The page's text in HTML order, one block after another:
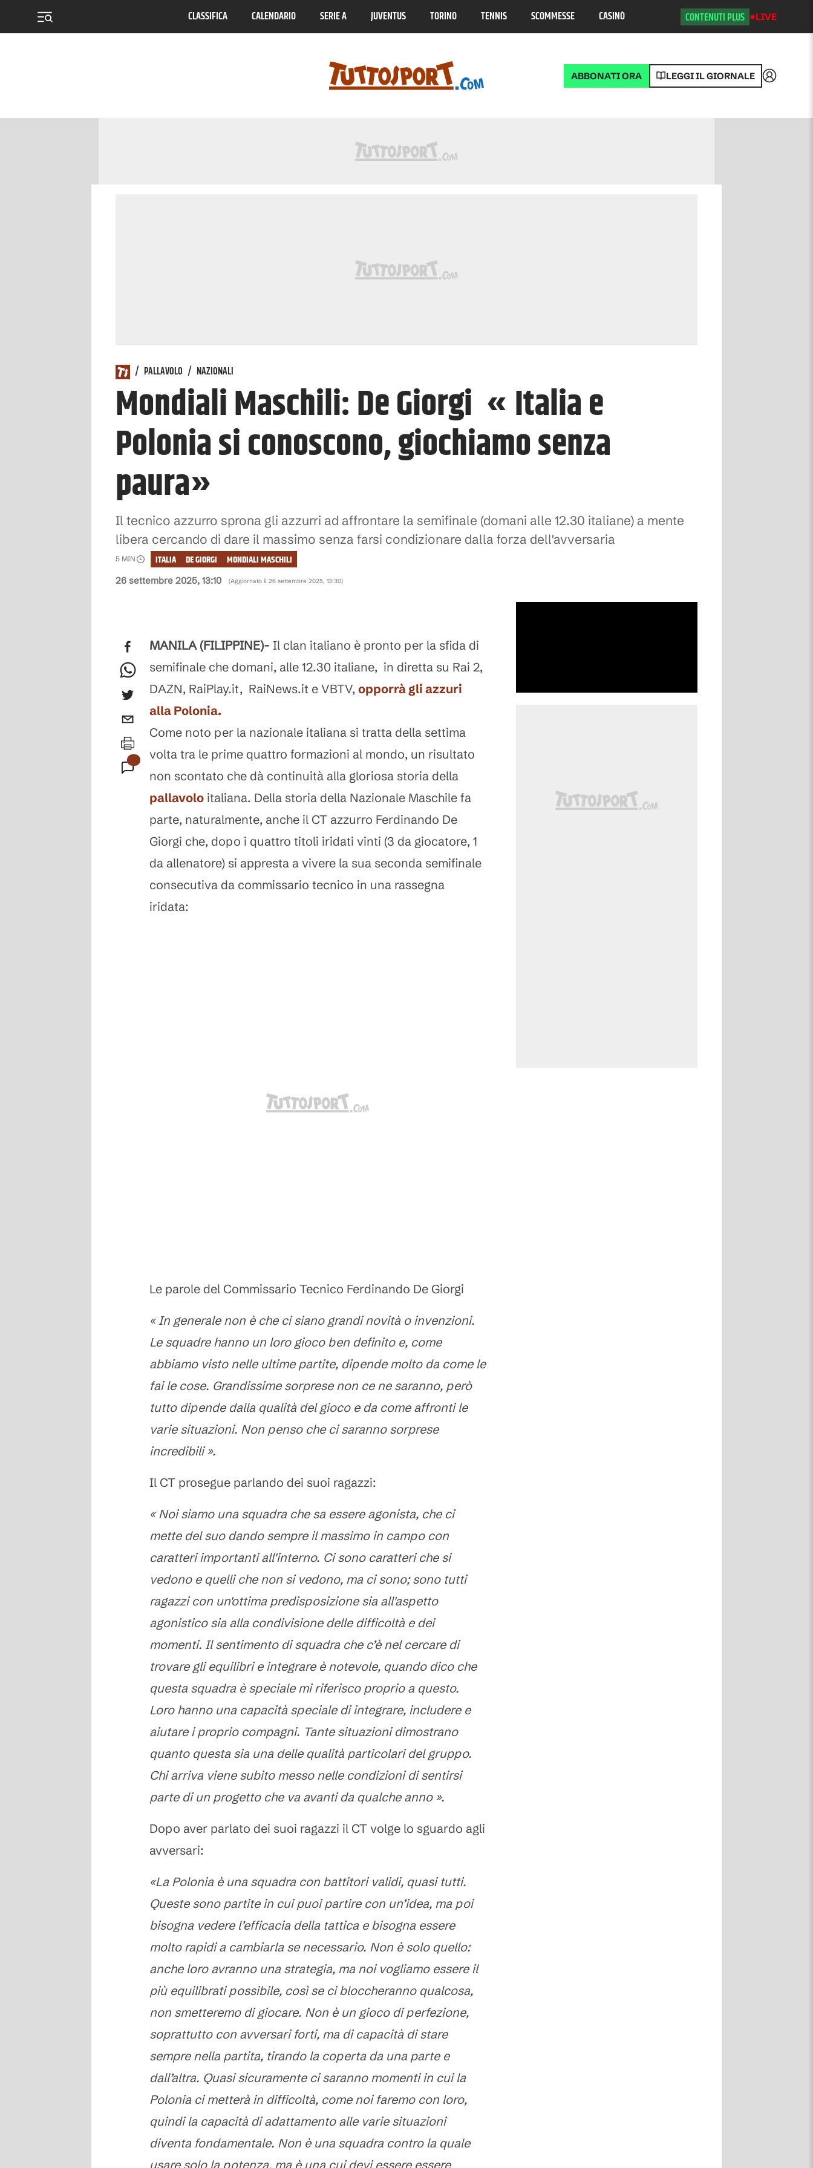
CLASSIFICA CALENDARIO SERIE A JUVENTUS TORINO TENNIS SCOMMESSE CASINÒ CONTENUTI PLUS LIVE
ABBONATI ORA LEGGI IL GIORNALE Accedi
/ PALLAVOLO / NAZIONALI
Mondiali Maschili: De Giorgi « Italia e
Polonia si conoscono, giochiamo senza
paura»
Il tecnico azzurro sprona gli azzurri ad affrontare la semifinale (domani alle 12.30 italiane) a mente
libera cercando di dare il massimo senza farsi condizionare dalla forza dell'avversaria
26 settembre 2025, 13:10 (Aggiornato il 26 settembre 2025, 13:30)
5 MIN MONDIALI MASCHILI
DE GIORGI
ITALIA
MANILA (FILIPPINE)- Il clan italiano è pronto per la sfida di
semifinale che domani, alle 12.30 italiane, in diretta su Rai 2,
DAZN, RaiPlay.it, RaiNews.it e VBTV, opporrà gli azzuri
alla Polonia.
Come noto per la nazionale italiana si tratta della settima
volta tra le prime quattro formazioni al mondo, un risultato
non scontato che dà continuità alla gloriosa storia della
pallavolo italiana. Della storia della Nazionale Maschile fa
parte, naturalmente, anche il CT azzurro Ferdinando De
Giorgi che, dopo i quattro titoli iridati vinti (3 da giocatore, 1
da allenatore) si appresta a vivere la sua seconda semifinale
consecutiva da commissario tecnico in una rassegna
iridata:
Le parole del Commissario Tecnico Ferdinando De Giorgi
« In generale non è che ci siano grandi novità o invenzioni.
Le squadre hanno un loro gioco ben definito e, come
abbiamo visto nelle ultime partite, dipende molto da come le
fai le cose. Grandissime sorprese non ce ne saranno, però
tutto dipende dalla qualità del gioco e da come affronti le
varie situazioni. Non penso che ci saranno sorprese
incredibili ».
Il CT prosegue parlando dei suoi ragazzi:
« Noi siamo una squadra che sa essere agonista, che ci
mette del suo dando sempre il massimo in campo con
caratteri importanti all'interno. Ci sono caratteri che si
vedono e quelli che non si vedono, ma ci sono; sono tutti
ragazzi con un'ottima predisposizione sia all'aspetto
agonistico sia alla condivisione delle difficoltà e dei
momenti. Il sentimento di squadra che c’è nel cercare di
trovare gli equilibri e integrare è notevole, quando dico che
questa squadra è speciale mi riferisco proprio a questo.
Loro hanno una capacità speciale di integrare, includere e
aiutare i proprio compagni. Tante situazioni dimostrano
quanto questa sia una delle qualità particolari del gruppo.
Chi arriva viene subito messo nelle condizioni di sentirsi
parte di un progetto che va avanti da qualche anno ».
Dopo aver parlato dei suoi ragazzi il CT volge lo sguardo agli
avversari:
«La Polonia è una squadra con battitori validi, quasi tutti.
Queste sono partite in cui puoi partire con un’idea, ma poi
bisogna vedere l’efficacia della tattica e bisogna essere
molto rapidi a cambiarla se necessario. Non è solo quello:
anche loro avranno una strategia, ma noi vogliamo essere il
più equilibrati possibile, così se ci bloccheranno qualcosa,
non smetteremo di giocare. Non è un gioco di perfezione,
soprattutto con avversari forti, ma di capacità di stare
sempre nella partita, tirando la coperta da una parte e
dall’altra. Quasi sicuramente ci saranno momenti in cui la
Polonia ci metterà in difficoltà, come noi faremo con loro,
quindi la capacità di adattamento alle varie situazioni
diventa fondamentale. Non è una squadra contro la quale
usare solo la potenza, ma è una cui devi essere essere